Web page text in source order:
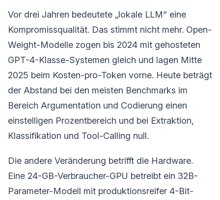
Vor drei Jahren bedeutete „lokale LLM“ eine
Kompromissqualität. Das stimmt nicht mehr. Open-
Weight-Modelle zogen bis 2024 mit gehosteten
GPT-4-Klasse-Systemen gleich und lagen Mitte
2025 beim Kosten-pro-Token vorne. Heute beträgt
der Abstand bei den meisten Benchmarks im
Bereich Argumentation und Codierung einen
einstelligen Prozentbereich und bei Extraktion,
Klassifikation und Tool-Calling null.
Die andere Veränderung betrifft die Hardware.
Eine 24-GB-Verbraucher-GPU betreibt ein 32B-
Parameter-Modell mit produktionsreifer 4-Bit-